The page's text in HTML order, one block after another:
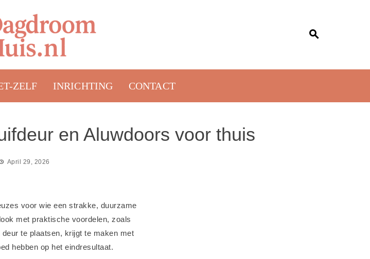
ZELF INRICHTING CONTACT
en Aluwdoors voor thuis
April 29, 2026
voor wie een strakke, duurzame
met praktische voordelen, zoals
te plaatsen, krijgt te maken met
hebben op het eindresultaat.